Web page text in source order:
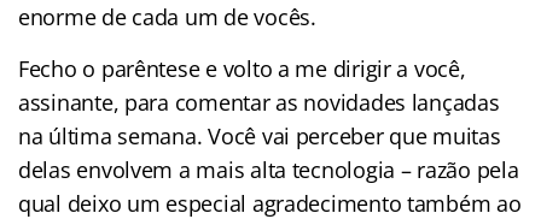
enorme de cada um de vocês.
Fecho o parêntese e volto a me dirigir a você,
assinante, para comentar as novidades lançadas
na última semana. Você vai perceber que muitas
delas envolvem a mais alta tecnologia – razão pela
qual deixo um especial agradecimento também ao